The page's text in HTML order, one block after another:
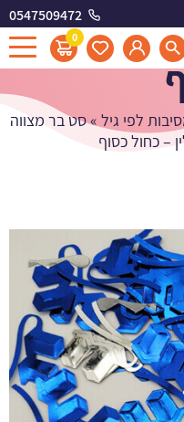
0547509472
0
- כחול
לפי גיל »סט בר מצווה
– כחול כסוף